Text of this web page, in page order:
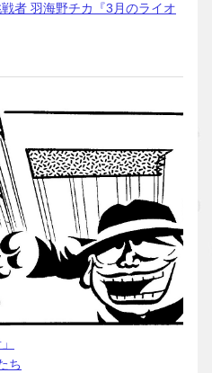
者 羽海野チカ『3月のライオ
ち